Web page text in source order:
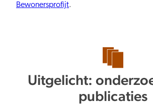
Bewonersprofijt.
Uitgelicht:
publicaties